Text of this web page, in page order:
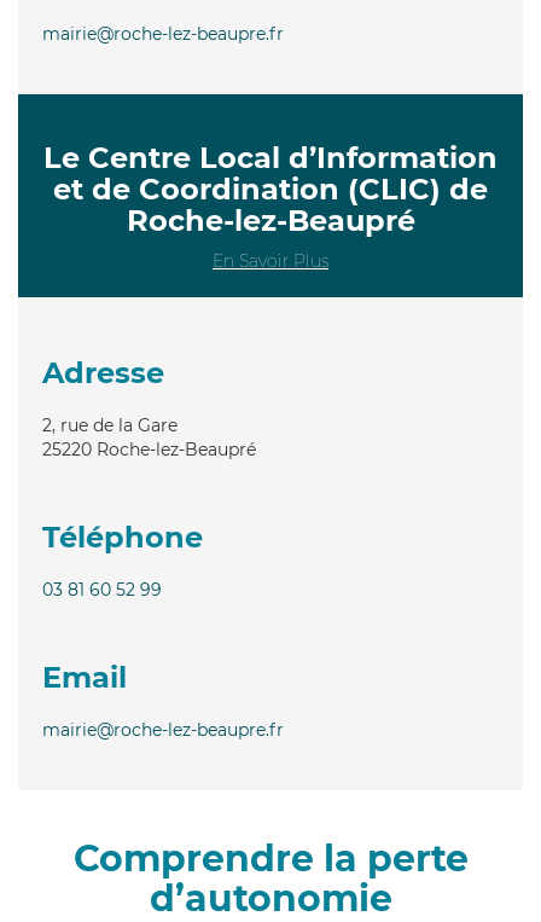
mairie@roche-lez-beaupre.fr
Le Centre Local d’Information
et de Coordination (CLIC) de
Roche-lez-Beaupré
En Savoir Plus
Adresse
2, rue de la Gare
25220 Roche-lez-Beaupré
Téléphone
03 81 60 52 99
Email
mairie@roche-lez-beaupre.fr
Comprendre la perte
d’autonomie